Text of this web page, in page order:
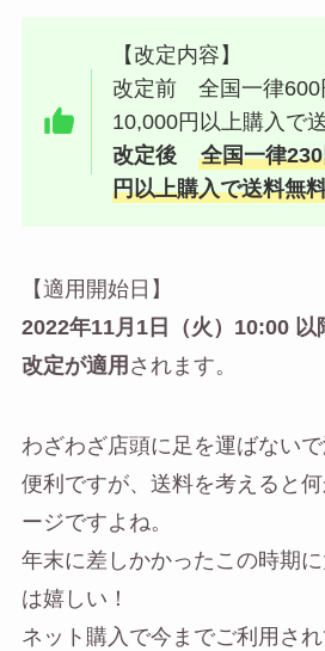
【改定内容】
改定前 全国一律600
10,000円以上購入で
改定後全国一律
円以上購入で送料無
【適用開始日】
2022年11月1日（火）10:00 以
改定が適用 されます。
わざわざ店頭に足を運ばない
便利ですが、送料を考えると
ージですよね。
年末に差しかかったこの時期
は嬉しい！
ネット購入で今までご利用さ